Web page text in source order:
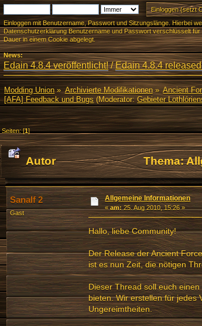
Einloggen mit Benutzername, Passwort und Sitzungslänge. Hierbei
Datenschutzerklärung Benutzername und Passwort verschlüsselt für
Dauer in einem Cookie abgelegt.
News:
Edain 4.8.4 veröffentlicht!/Edain 4.8.4
Modding Union» Archivierte Modifikationen» Ancient
[AFA] Feedback und Bugs(Moderator:Gebieter
Seiten: [1]
Autor Thema:
Sanalf 2
Gast
Allgemeine Informationen
«am:25. Aug 2010, 15:26 »
Hallo, liebe Community!
Der Release der Ancient
ist es nun Zeit, die nötigen
Dieser Thread soll euch
bieten. Wir erstellen für jedes
Ungereimtheiten.